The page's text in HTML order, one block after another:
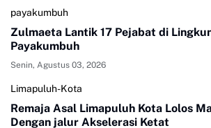
payakumbuh
Zulmaeta Lantik 17 Pejabat di
Payakumbuh
Senin, Agustus 03, 2026
Limapuluh-Kota
Remaja Asal Limapuluh Kota Lolos
Dengan jalur Akselerasi Ketat